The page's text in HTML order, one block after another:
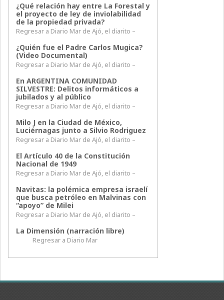
¿Qué relación hay entre La Forestal y
el proyecto de ley de inviolabilidad
de la propiedad privada?
Regresar a Diario Mar de Ajó, el diarito –
¿Quién fue el Padre Carlos Mugica?
(Video Documental)
Regresar a Diario Mar de Ajó, el diarito –
En ARGENTINA COMUNIDAD
SILVESTRE: Delitos informáticos a
jubilados y al público
Regresar a Diario Mar de Ajó, el diarito –
Milo J en la Ciudad de México,
Luciérnagas junto a Silvio Rodriguez
Regresar a Diario Mar de Ajó, el diarito –
El Artículo 40 de la Constitución
Nacional de 1949
Regresar a Diario Mar de Ajó, el diarito –
Navitas: la polémica empresa israelí
que busca petróleo en Malvinas con
“apoyo” de Milei
Regresar a Diario Mar de Ajó, el diarito –
La Dimensión (narración libre)
Regresar a Diario Mar